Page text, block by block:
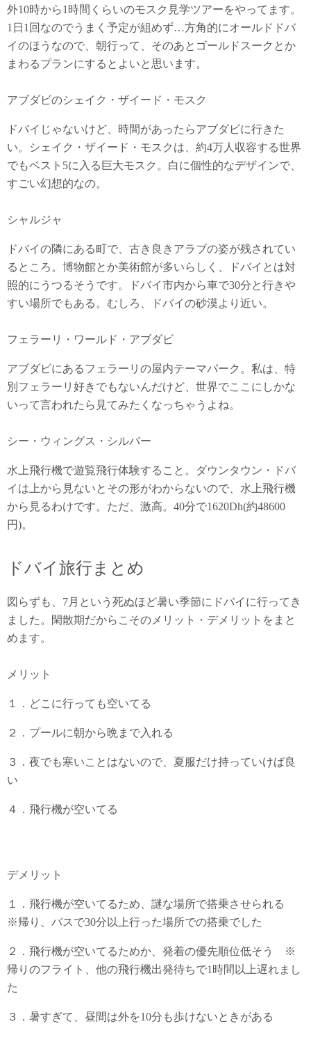
外10時から1時間くらいのモスク見学ツアーをやってます。
1日1回なのでうまく予定が組めず…方角的にオールドドバ
イのほうなので、朝行って、そのあとゴールドスークとか
まわるプランにするとよいと思います。
アブダビのシェイク・ザイード・モスク
ドバイじゃないけど、時間があったらアブダビに行きた
い。シェイク・ザイード・モスクは、約4万人収容する世界
でもベスト5に入る巨大モスク。白に個性的なデザインで、
すごい幻想的なの。
シャルジャ
ドバイの隣にある町で、古き良きアラブの姿が残されてい
るところ。博物館とか美術館が多いらしく、ドバイとは対
照的にうつるそうです。ドバイ市内から車で30分と行きや
すい場所でもある。むしろ、ドバイの砂漠より近い。
フェラーリ・ワールド・アブダビ
アブダビにあるフェラーリの屋内テーマパーク。私は、特
別フェラーリ好きでもないんだけど、世界でここにしかな
いって言われたら見てみたくなっちゃうよね。
シー・ウィングス・シルバー
水上飛行機で遊覧飛行体験すること。ダウンタウン・ドバ
イは上から見ないとその形がわからないので、水上飛行機
から見るわけです。ただ、激高。40分で1620Dh(約48600
円)。
ドバイ旅行まとめ
図らずも、7月という死ぬほど暑い季節にドバイに行ってき
ました。閑散期だからこそのメリット・デメリットをまと
めます。
メリット
１．どこに行っても空いてる
２．プールに朝から晩まで入れる
３．夜でも寒いことはないので、夏服だけ持っていけば良
い
４．飛行機が空いてる
デメリット
１．飛行機が空いてるため、謎な場所で搭乗させられる
※帰り、バスで30分以上行った場所での搭乗でした
２．飛行機が空いてるためか、発着の優先順位低そう ※
帰りのフライト、他の飛行機出発待ちで1時間以上遅れまし
た
３．暑すぎて、昼間は外を10分も歩けないときがある